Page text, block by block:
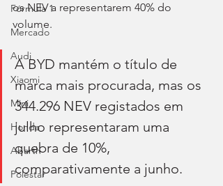
Fórmula 1
Mercado
Audi
Xiaomi
Mini
Honda
Abarth
Polestar
os NEV a representarem 40% do
volume.
A BYD mantém o título de
marca mais procurada, mas os
344.296 NEV registados em
julho representaram uma
quebra de 10%,
comparativamente a junho.